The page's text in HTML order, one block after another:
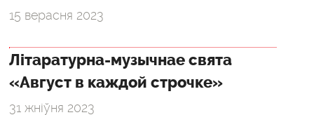
15 верасня 2023
Літаратурна-музычнае свята
«Август в каждой строчке»
31 жніўня 2023